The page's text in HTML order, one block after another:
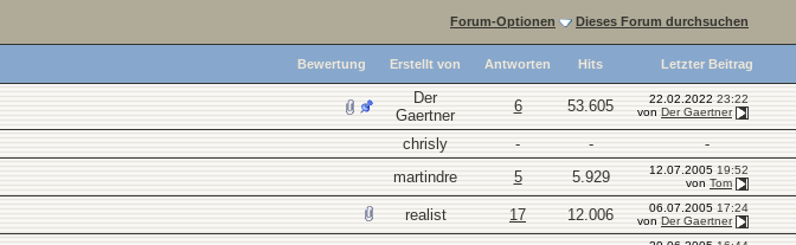
Forum-Optionen Dieses Forum durchsuchen
Bewertung Erstellt von Antworten Hits Letzter Beitrag
Der
Gaertner
6 53.605 22.02.2022 23:22
von Der Gaertner
chrisly - -
-
martindre 5 5.929 12.07.2005 19:52
von Tom
realist 17 12.006 06.07.2005 17:24
von Der Gaertner